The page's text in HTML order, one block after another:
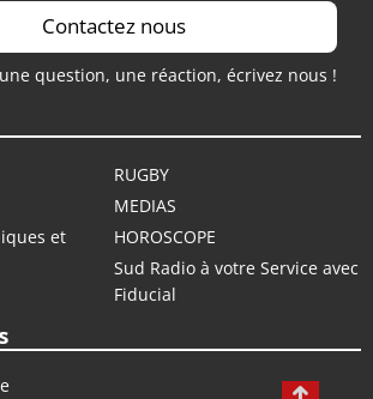
Contactez nous
question, une réaction, écrivez nous !
RUGBY
MEDIAS
et
HOROSCOPE
Sud Radio à votre Service avec
Fiducial